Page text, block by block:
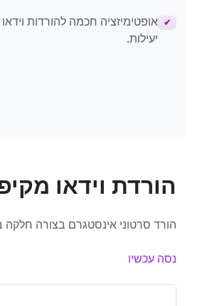
✔ אופטימיזציה חכמה להורדות
יעילות.
הורדת וידאו
הורד סרטוני אינסטגרם בצורה
נסה עכשיו